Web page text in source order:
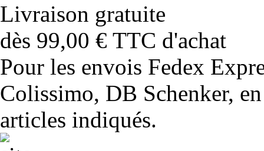
Livraison gratuite
dès 99,00 € TTC d'achat
Pour les envois Fedex
Colissimo, DB Schenker,
articles indiqués.